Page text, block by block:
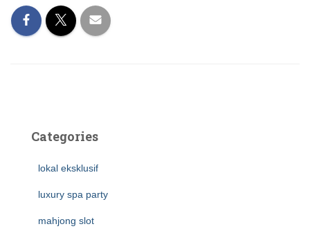
Categories
lokal eksklusif
luxury spa party
mahjong slot